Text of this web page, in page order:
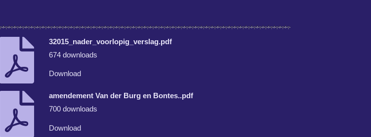
32015_nader_voorlopig_verslag.pdf
674 downloads
Download
amendement Van der Burg en Bontes..pdf
700 downloads
Download